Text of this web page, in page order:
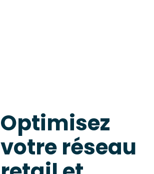
Optimisez
votre réseau